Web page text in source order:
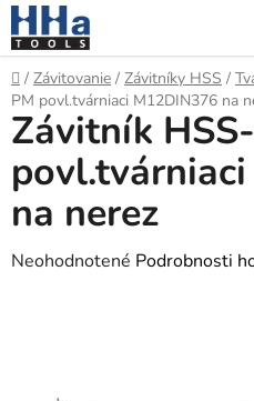
Prejsť
na
obsah
Domov
/ Závitovanie / Závitníky HSS /
PM povl.tvárniaci M12DIN376 na
Závitník
na nerez
Priemerné
Neohodnotené Podrobnosti